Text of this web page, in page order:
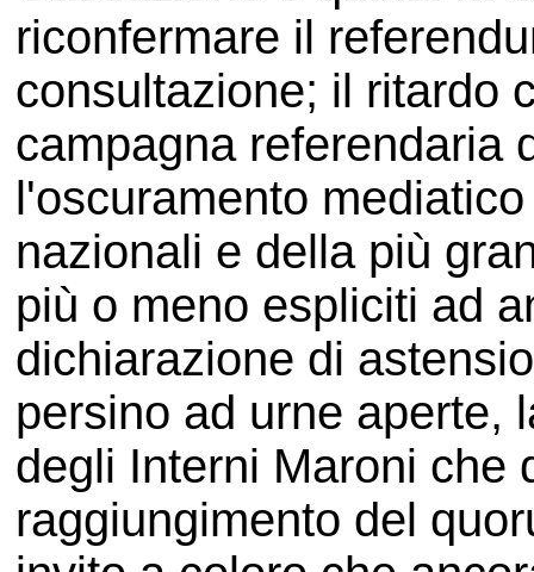
riconfermare il
consultazione; il ritardo
campagna referendaria
l'oscuramento
nazionali e della più
più o meno espliciti ad
dichiarazione di
persino ad urne aperte,
degli Interni Maroni che
raggiungimento del